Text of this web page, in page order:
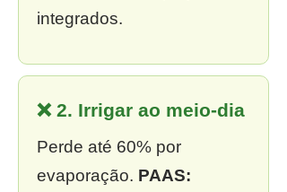
integrados.
❌ 2. Irrigar ao meio-dia
Perde até 60% por
evaporação. PAAS: